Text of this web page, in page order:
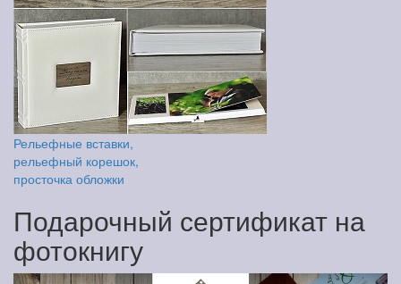
Рельефные вставки,
рельефный корешок,
просточка обложки
Подарочный сертификат на
фотокнигу